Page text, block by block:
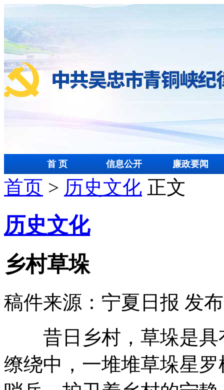
首 页 信息公开 廉政要闻
首页 > 历史文化 正文
历史文化
乡村草垛
稿件来源：宁夏日报 发
昔日乡村，草垛是具
缭绕中，一堆堆草垛星